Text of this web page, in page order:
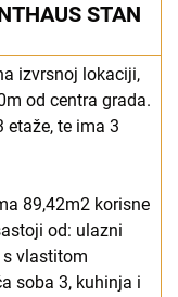
STAN
izvrsnoj lokaciji,
od centra grada.
etaže, te ima 3
89,42m2 korisne
od: ulazni
s vlastitom
soba 3, kuhinja i